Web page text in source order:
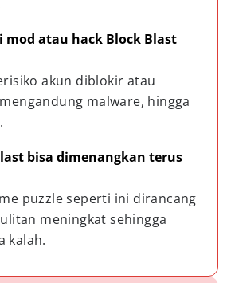
mod atau hack Block Blast
akun diblokir atau
malware, hingga
bisa dimenangkan terus
puzzle seperti ini dirancang
meningkat sehingga
kalah.